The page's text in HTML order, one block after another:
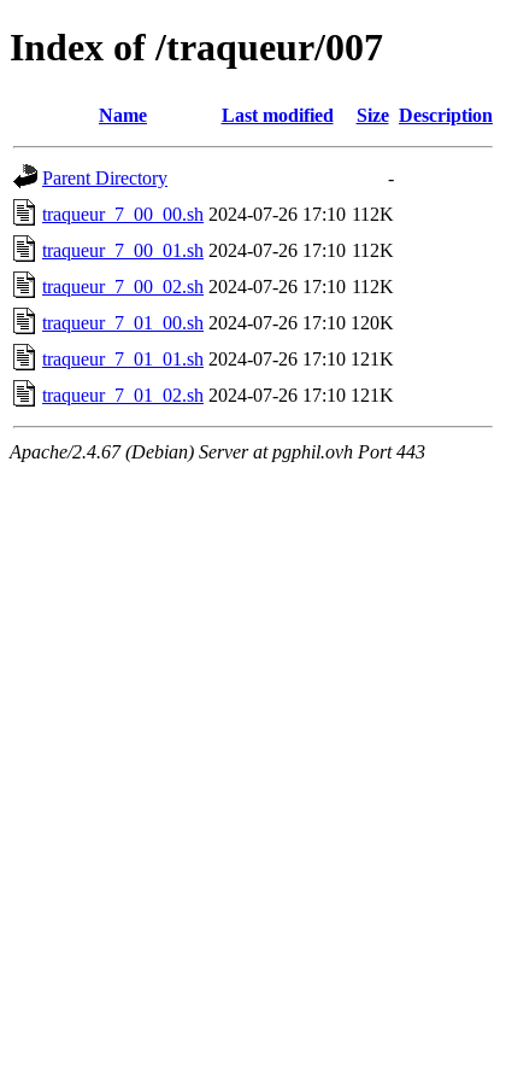
Index of /traqueur/007
Name Last modified Size Description
Parent Directory
-
traqueur_7_00_00.sh 2024-07-26 17:10 112K
traqueur_7_00_01.sh 2024-07-26 17:10 112K
traqueur_7_00_02.sh 2024-07-26 17:10 112K
traqueur_7_01_00.sh 2024-07-26 17:10 120K
traqueur_7_01_01.sh 2024-07-26 17:10 121K
traqueur_7_01_02.sh 2024-07-26 17:10 121K
Apache/2.4.67 (Debian) Server at pgphil.ovh Port 443